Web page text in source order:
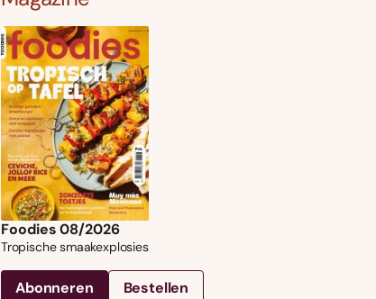
Foodies 08/2026
Tropische smaakexplosies
Abonneren Bestellen